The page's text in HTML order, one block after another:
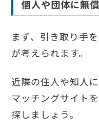
個人や団体に無
まず、引き取り手
が考えられます。
近隣の住人や知人
マッチングサイト
探しましょう。